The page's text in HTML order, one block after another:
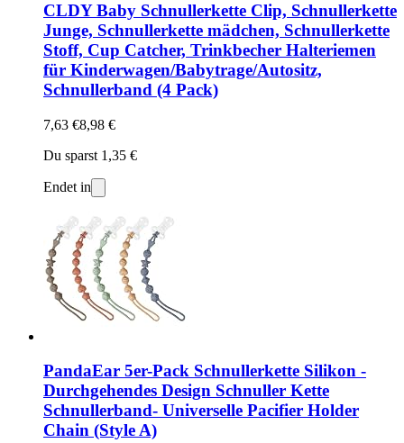
CLDY Baby Schnullerkette Clip, Schnullerkette
Junge, Schnullerkette mädchen, Schnullerkette
Stoff, Cup Catcher, Trinkbecher Halteriemen
für Kinderwagen/Babytrage/Autositz,
Schnullerband (4 Pack)
7,63 €8,98 €
Du sparst 1,35 €
Endet in
PandaEar 5er-Pack Schnullerkette Silikon -
Durchgehendes Design Schnuller Kette
Schnullerband- Universelle Pacifier Holder
Chain (Style A)